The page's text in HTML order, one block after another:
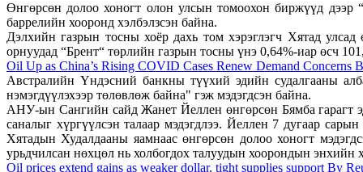
Өнгөрсөн долоо хоногт олон улсын томоохон биржүүд дээр
баррелийн хооронд хэлбэлзсэн байна.
Дэлхийн газрын тосны хоёр дахь том хэрэглэгч Хятад
орнуудад “Брент“ төрлийн газрын тосны үнэ 0,64%-иар өсч
Oil Up as China’s Rising COVID Cases Renew Demand Concerns
Австралийн Үндэсний банкны түүхий эдийн судалгааны
нэмэгдүүлэхээр төлөвлөж байна" гэж мэдэгдсэн байна.
АНУ-ын Сангийн сайд Жанет Йеллен өнгөрсөн Бямба гарагт
саналыг хүргүүлсэн талаар мэдэгдлээ. Йеллен 7 дугаар
Хятадын Худалдааны яамнаас өнгөрсөн долоо хоногт
урьдчилсан нөхцөл нь холбогдох талуудын хоорондын энхийн
Oil prices extend gains as weaker dollar, tight supplies support By